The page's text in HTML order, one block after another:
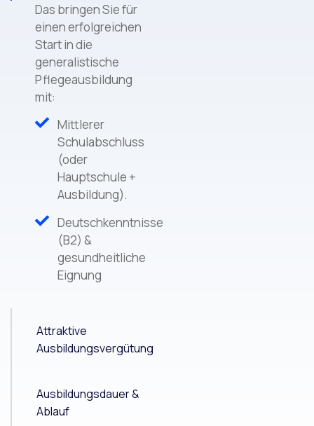
Das bringen Sie für
einen erfolgreichen
Start in die
generalistische
Pflegeausbildung
mit:
Mittlerer
Schulabschluss
(oder
Hauptschule +
Ausbildung).
Deutschkenntnisse
(B2) &
gesundheitliche
Eignung
Attraktive
Ausbildungsvergütung
Ausbildungsdauer &
Ablauf